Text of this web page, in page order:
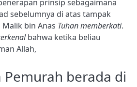
prinsip sebagaimana
sebelumnya di atas tampak
bin Anas Tuhan memberkati.
bahwa ketika beliau
Allah,
Pemurah berada di